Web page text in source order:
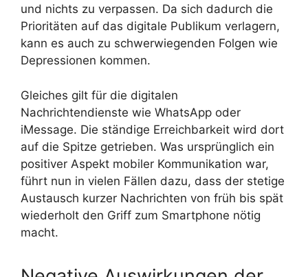
und nichts zu verpassen. Da sich dadurch die
Prioritäten auf das digitale Publikum verlagern,
kann es auch zu schwerwiegenden Folgen wie
Depressionen kommen.
Gleiches gilt für die digitalen
Nachrichtendienste wie WhatsApp oder
iMessage. Die ständige Erreichbarkeit wird dort
auf die Spitze getrieben. Was ursprünglich ein
positiver Aspekt mobiler Kommunikation war,
führt nun in vielen Fällen dazu, dass der stetige
Austausch kurzer Nachrichten von früh bis spät
wiederholt den Griff zum Smartphone nötig
macht.